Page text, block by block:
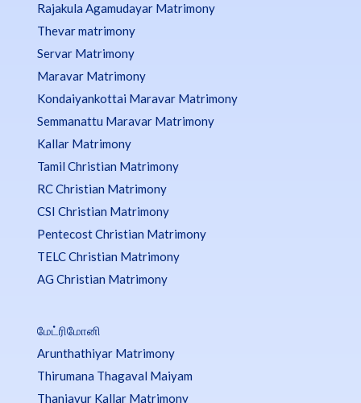
Rajakula Agamudayar Matrimony
Thevar matrimony
Servar Matrimony
Maravar Matrimony
Kondaiyankottai Maravar Matrimony
Semmanattu Maravar Matrimony
Kallar Matrimony
Tamil Christian Matrimony
RC Christian Matrimony
CSI Christian Matrimony
Pentecost Christian Matrimony
TELC Christian Matrimony
AG Christian Matrimony
மேட்ரிமோனி
Arunthathiyar Matrimony
Thirumana Thagaval Maiyam
Thanjavur Kallar Matrimony